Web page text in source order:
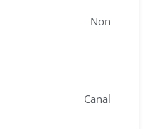
Non
Canal